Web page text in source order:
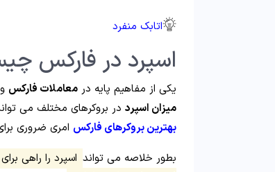
اتابک منفرد
اسپرد در فارکس
یکی از مفاهیم پایه در معاملات فارکس
میزان اسپرد در بروکرهای مختلف می
بهترین بروکرهای فارکس امری ضروری
بطور خلاصه می تواند اسپرد را راهی برای